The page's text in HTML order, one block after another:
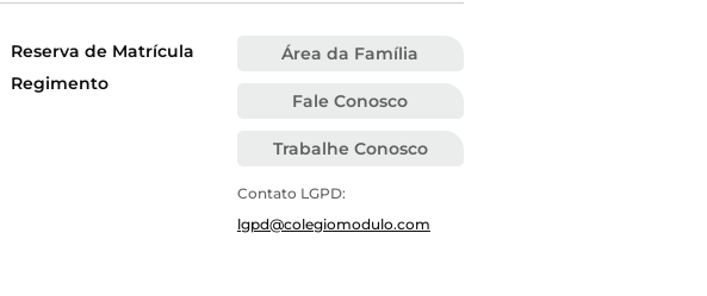
Reserva de Matrícula
Regimento
Área da Família
Fale Conosco
Trabalhe Conosco
Contato LGPD:
lgpd@colegiomodulo.com